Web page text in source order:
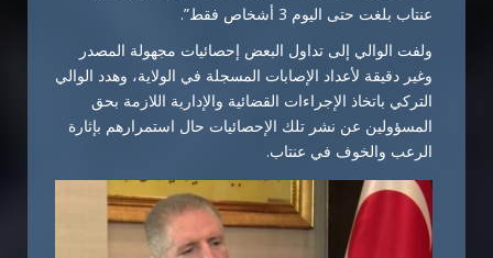
عنتاب بلغت حتى اليوم 3 أشخاص فقط”.
ولفت الوالي إلى تداول البعض إحصائيات مجهولة المصدر
وغير دقيقة لأعداد الإصابات المسجلة في الولاية، وهدد الوالي
التركي باتخاذ الإجراءات القضائية والإدارية اللازمة بحق
المسؤولين عن نشر تلك الإحصائيات حال استمرارهم بإثارة
الرعب والخوف في عنتاب.